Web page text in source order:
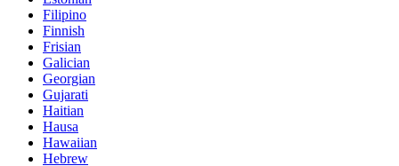
Filipino
Finnish
Frisian
Galician
Georgian
Gujarati
Haitian
Hausa
Hawaiian
Hebrew